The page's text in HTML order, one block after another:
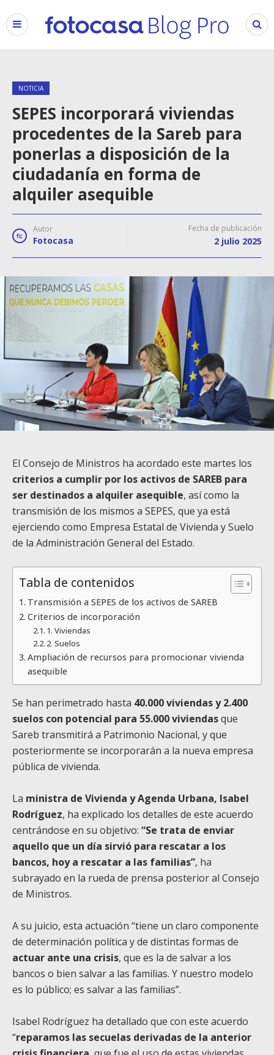
NOTICIA
SEPES incorporará viviendas
procedentes de la Sareb para
ponerlas a disposición de la
ciudadanía en forma de
alquiler asequible
Autor
Fotocasa
Fecha de publicación
2 julio 2025
El Consejo de Ministros ha acordado este martes los
criterios a cumplir por los activos de SAREB para
ser destinados a alquiler asequible, así como la
transmisión de los mismos a SEPES, que ya está
ejerciendo como Empresa Estatal de Vivienda y Suelo
de la Administración General del Estado.
Tabla de contenidos
Transmisión a SEPES de los activos de SAREB
Criterios de incorporación
1. Viviendas
2. Suelos
Ampliación de recursos para promocionar vivienda
asequible
Se han perimetrado hasta 40.000 viviendas y 2.400
suelos con potencial para 55.000 viviendasque
Sareb transmitirá a Patrimonio Nacional, y que
posteriormente se incorporarán a la nueva empresa
pública de vivienda.
La ministra de Vivienda y Agenda Urbana, Isabel
Rodríguez, ha explicado los detalles de este acuerdo
centrándose en su objetivo: “Se trata de enviar
aquello que un día sirvió para rescatar a los
bancos, hoy a rescatar a las familias”, ha
subrayado en la rueda de prensa posterior al Consejo
de Ministros.
A su juicio, esta actuación “tiene un claro componente
de determinación política y de distintas formas de
actuar ante una crisis, que es la de salvar a los
bancos o bien salvar a las familias. Y nuestro modelo
es lo público; es salvar a las familias”.
Isabel Rodríguez ha detallado que con este acuerdo
“reparamos las secuelas derivadas de la anterior